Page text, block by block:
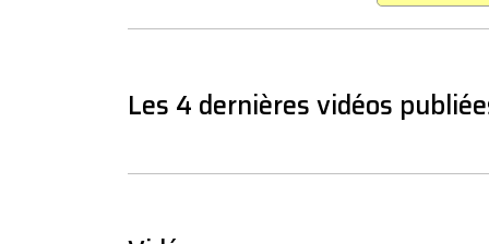
Les 4 dernières vidéos